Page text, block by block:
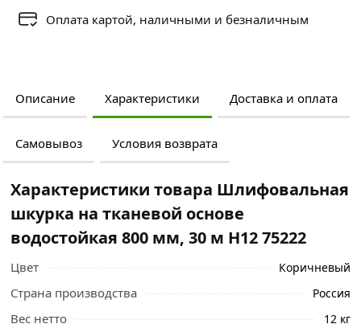
Оплата картой, наличными и безналичным
Описание Характеристики Доставка и оплата
Самовывоз Условия возврата
Характеристики товара Шлифовальная
шкурка на тканевой основе
водостойкая 800 мм, 30 м Н12 75222
Цвет Коричневый
Страна производства Россия
Вес нетто 12 кг